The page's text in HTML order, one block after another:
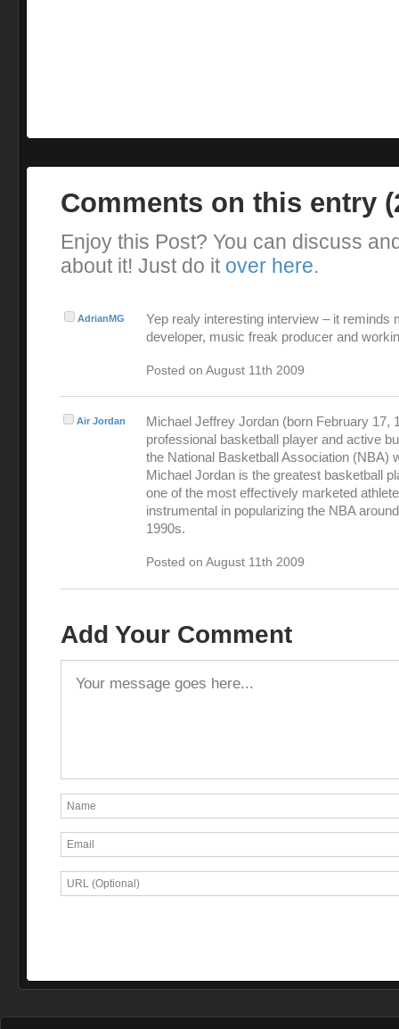
Comments on this entry
Enjoy this Post? You can discuss
about it! Just do it over here.
AdrianMG
Yep realy interesting interview – it reminds
developer, music freak producer and
Posted on August 11th 2009
Air Jordan
Michael Jeffrey Jordan (born February 17,
professional basketball player and active
the National Basketball Association (NBA)
Michael Jordan is the greatest basketball
one of the most effectively marketed
instrumental in popularizing the NBA
1990s.
Posted on August 11th 2009
Add Your Comment